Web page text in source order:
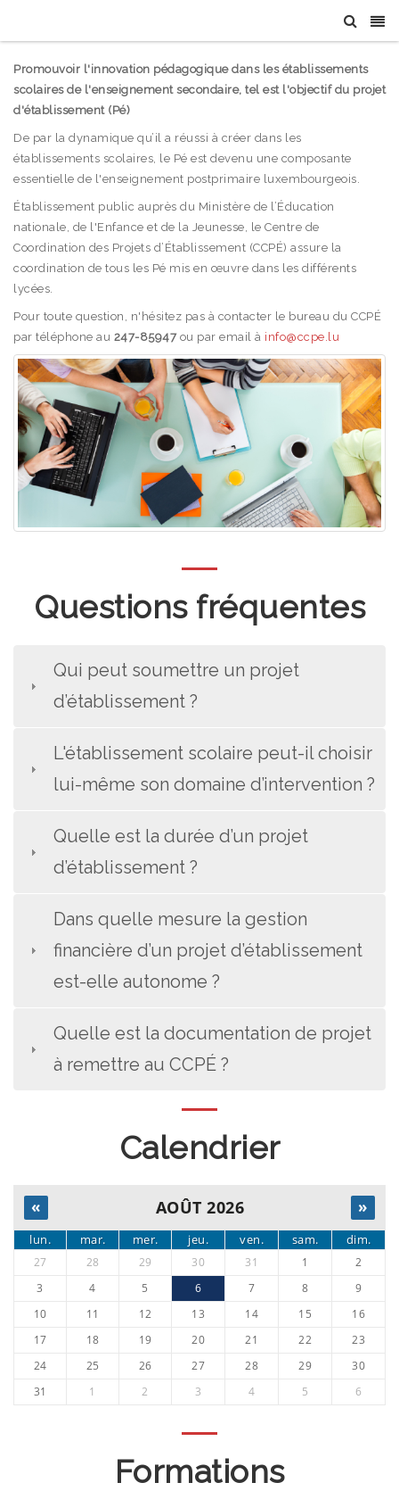
Promouvoir l'innovation pédagogique dans les établissements
scolaires de l'enseignement secondaire, tel est l'objectif du projet
d'établissement (Pé)
De par la dynamique qu’il a réussi à créer dans les
établissements scolaires, le Pé est devenu une composante
essentielle de l'enseignement postprimaire luxembourgeois.
Établissement public auprès du Ministère de l’Éducation
nationale, de l'Enfance et de la Jeunesse, le Centre de
Coordination des Projets d’Établissement (CCPÉ) assure la
coordination de tous les Pé mis en œuvre dans les différents
lycées.
Pour toute question, n'hésitez pas à contacter le bureau du CCPÉ
par téléphone au 247-85947ou par email à info@ccpe.lu
Questions fréquentes
Qui peut soumettre un projet
d’établissement ?
L'établissement scolaire peut-il choisir
lui-même son domaine d’intervention ?
Quelle est la durée d’un projet
d’établissement ?
Dans quelle mesure la gestion
financière d’un projet d’établissement
est-elle autonome ?
Quelle est la documentation de projet
à remettre au CCPÉ ?
Calendrier
« AOÛT 2026 »
lun. mar. mer. jeu. ven. sam. dim.
27 28 29 30 31 1
2
3
4 5 6 7 8
9
10
11 12 13 14 15
16
17
18 19 20 21 22
23
24
25 26 27 28 29
30
31
1 2 3 4 5 6
Formations